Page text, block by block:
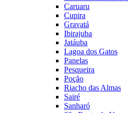
Caruaru
Cupira
Gravatá
Ibirajuba
Jatáuba
Lagoa dos Gatos
Panelas
Pesqueira
Poção
Riacho das Almas
Sairé
Sanharó